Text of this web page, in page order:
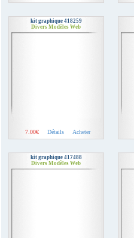
kit graphique 418259
Divers Modèles Web
7.00€ Détails Acheter
kit graphique 417488
Divers Modèles Web